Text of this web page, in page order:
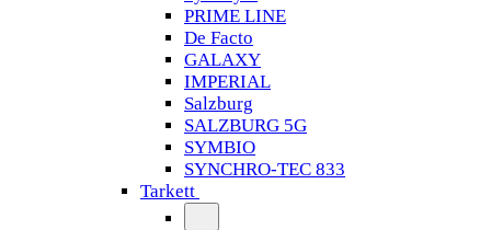
PRIME LINE
De Facto
GALAXY
IMPERIAL
Salzburg
SALZBURG 5G
SYMBIO
SYNCHRO-TEC 833
Tarkett